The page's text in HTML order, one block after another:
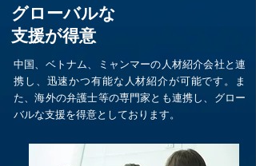
グローバルな
支援が得意
中国、ベトナム、ミャンマーの人材紹介会社と連
携し、迅速かつ有能な人材紹介が可能です。ま
た、海外の弁護士等の専門家とも連携し、グロー
バルな支援を得意としております。